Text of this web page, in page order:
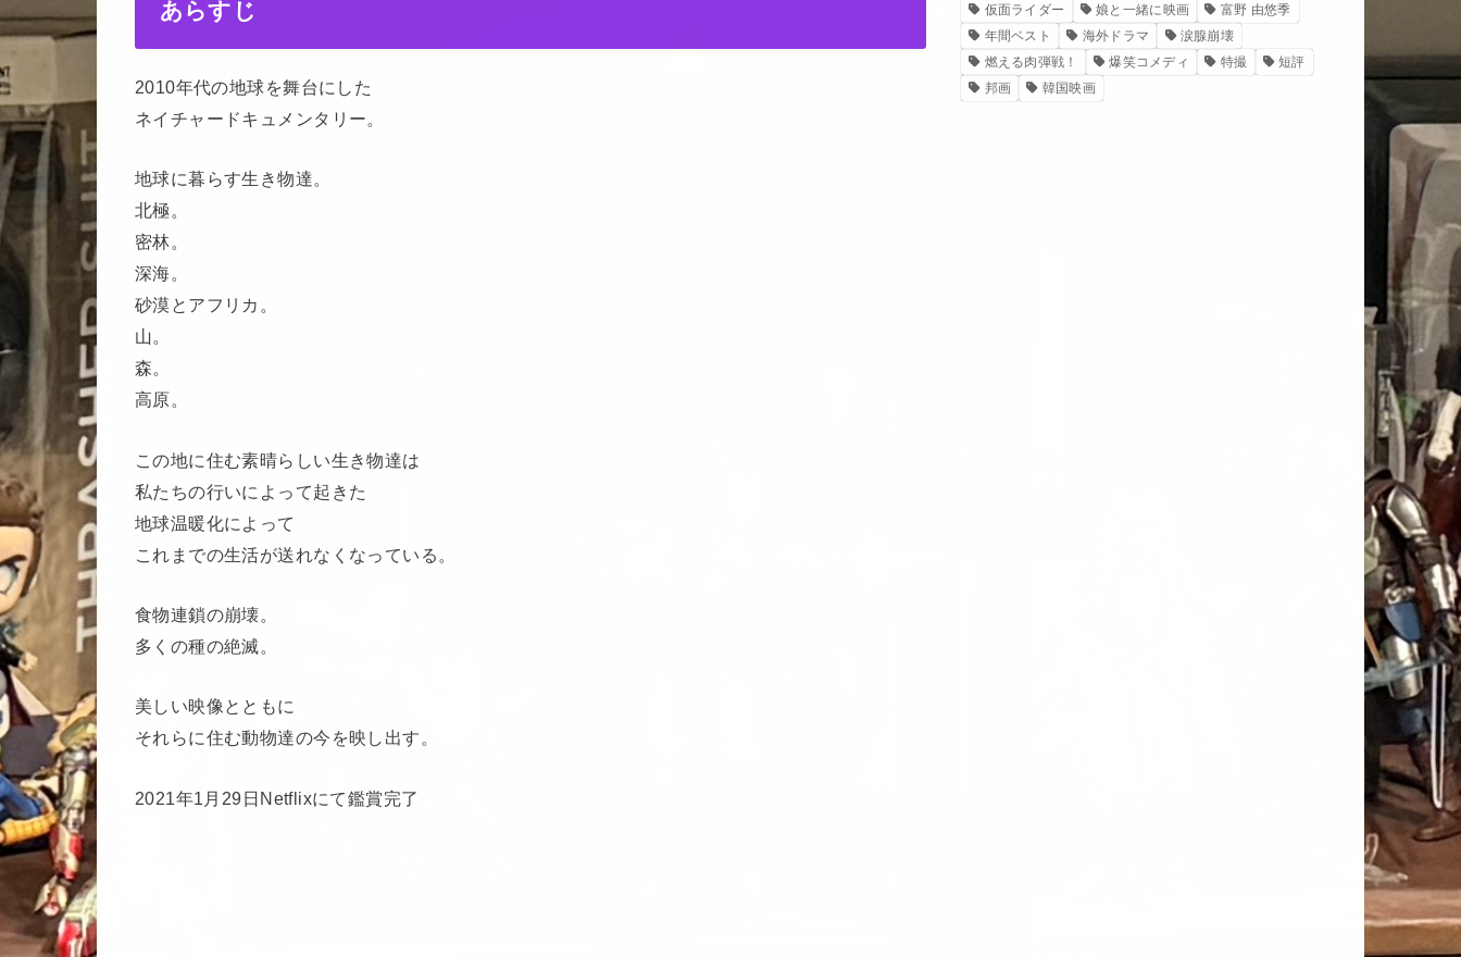
あらすじ
2010年代の地球を舞台にした
ネイチャードキュメンタリー。
地球に暮らす生き物達。
北極。
密林。
深海。
砂漠とアフリカ。
山。
森。
高原。
この地に住む素晴らしい生き物達は
私たちの行いによって起きた
地球温暖化によって
これまでの生活が送れなくなっている。
食物連鎖の崩壊。
多くの種の絶滅。
美しい映像とともに
それらに住む動物達の今を映し出す。
2021年1月29日Netflixにて鑑賞完了
仮面ライダー 娘と一緒に映画
富野 由悠季
年間ベスト
海外ドラマ
涙腺崩壊
燃える肉弾戦！
爆笑コメディ 特撮
短評
邦画
韓国映画